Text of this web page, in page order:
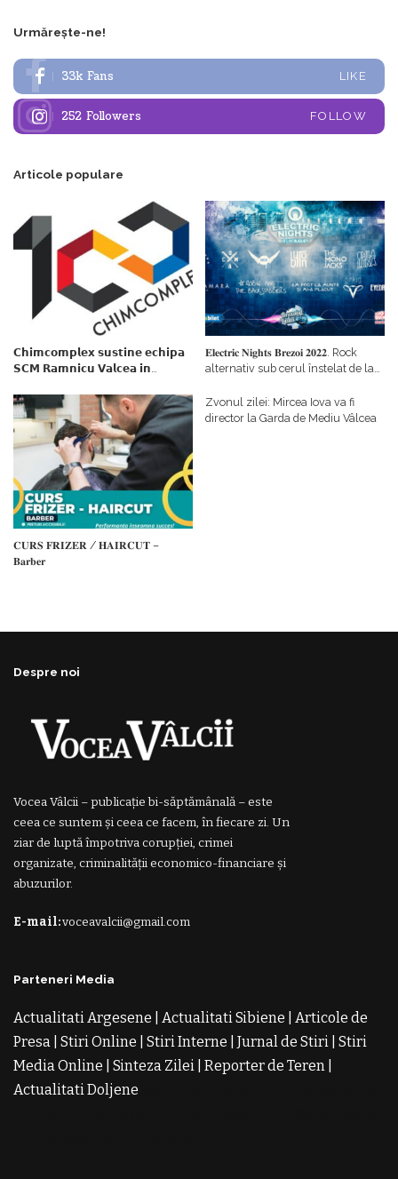
Urmărește-ne!
33k Fans LIKE
252 Followers FOLLOW
Articole populare
𝗖𝗵𝗶𝗺𝗰𝗼𝗺𝗽𝗹𝗲𝘅 𝘀𝘂𝘀𝘁𝗶𝗻𝗲 𝗲𝗰𝗵𝗶𝗽𝗮
𝗦𝗖𝗠 𝗥𝗮𝗺𝗻𝗶𝗰𝘂 𝗩𝗮𝗹𝗰𝗲𝗮 𝗶𝗻
𝗳𝗶𝗻𝗮𝗻𝘁𝗮𝘁𝗼𝗿
𝐄𝐥𝐞𝐜𝐭𝐫𝐢𝐜 𝐍𝐢𝐠𝐡𝐭𝐬 𝐁𝐫𝐞𝐳𝐨𝐢 𝟐𝟎𝟐𝟐. Rock
alternativ sub cerul înstelat de la
𝐂𝐔𝐑𝐒 𝐅𝐑𝐈𝐙𝐄𝐑 / 𝐇𝐀𝐈𝐑𝐂𝐔𝐓 –
𝐁𝐚𝐫𝐛𝐞𝐫
Zvonul zilei: Mircea Iova va fi
director la Garda de Mediu Vâlcea
Despre noi
Vocea Vâlcii – publicație bi-săptămânală – este
ceea ce suntem și ceea ce facem, în fiecare zi. Un
ziar de luptă împotriva corupției, crimei
organizate, criminalității economico-financiare și
abuzurilor.
E-mail:voceavalcii@gmail.com
Parteneri Media
Actualitati Argesene Actualitati Sibiene
Articole de
Presa Stiri Online Stiri Interne Jurnal de Stiri Stiri
Media Online
Sinteza Zilei Reporter de Teren
Actualitati Doljene